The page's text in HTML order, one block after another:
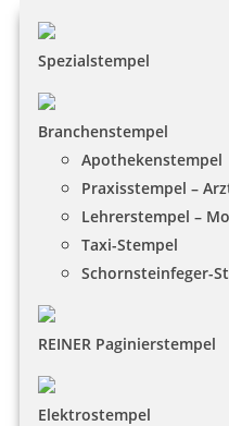
Spezialstempel
Branchenstempel
Apothekenstempel
Praxisstempel –
Lehrerstempel –
Taxi-Stempel
Schornsteinfeger-
REINER Paginierstempel
Elektrostempel